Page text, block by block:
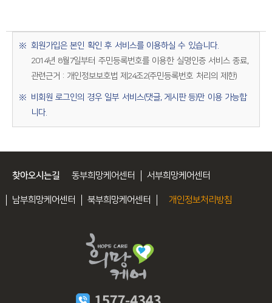
회원가입은 본인 확인 후 서비스를 이용하실 수 있습니다.
2014년 8월7일부터 주민등록번호를 이용한 실명인증 서비스 종료,
관련근거 : 개인정보보호법 제24조2(주민등록번호 처리의 제한)
비회원 로그인의 경우 일부 서비스(댓글, 게시판 등)만 이용 가능합
니다.
찾아오시는길 동부희망케어센터 서부희망케어센터
남부희망케어센터 북부희망케어센터 개인정보처리방침